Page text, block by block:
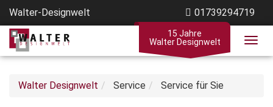
Walter-Designwelt 01739294719
15 Jahre
Walter Designwelt
Walter Designwelt Service Service für Sie